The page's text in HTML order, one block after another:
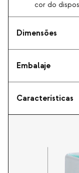
cor do
Dimensões
Embalaje
Características